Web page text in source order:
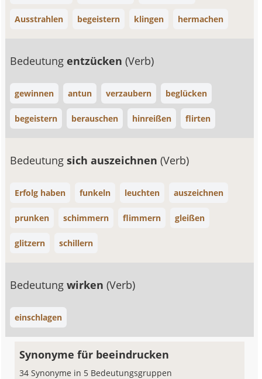
Ausstrahlen begeistern klingen hermachen
Bedeutungentzücken(Verb)
gewinnen antun verzaubern beglücken
begeistern berauschen hinreißen flirten
Bedeutungsich auszeichnen(Verb)
Erfolg haben funkeln leuchten auszeichnen
prunken schimmern flimmern gleißen
glitzern schillern
Bedeutungwirken(Verb)
einschlagen
Synonyme für beeindrucken
34 Synonyme in 5 Bedeutungsgruppen